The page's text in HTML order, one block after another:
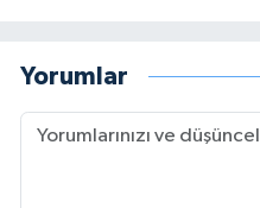
Yorumlar